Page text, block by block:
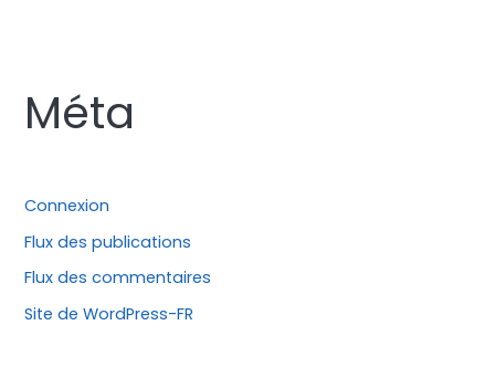
Méta
Connexion
Flux des publications
Flux des commentaires
Site de WordPress-FR